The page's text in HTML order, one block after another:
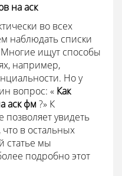
на аск
во всех
наблюдать списки
Многие ищут способы
например,
Но у
вопрос: « Как
аск фм ?» К
увидеть
в остальных
статье мы
подробно этот